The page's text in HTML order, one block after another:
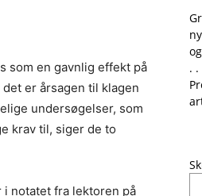
som en gavnlig effekt på
er årsagen til klagen
undersøgelser, som
krav til, siger de to
i notatet fra lektoren på
. .